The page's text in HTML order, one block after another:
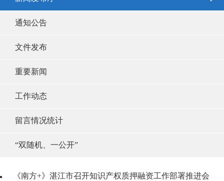
通知公告
文件发布
重要新闻
工作动态
留言情况统计
“双随机、一公开”
《南方+》湛江市召开知识产权质押融资工作部署推进会